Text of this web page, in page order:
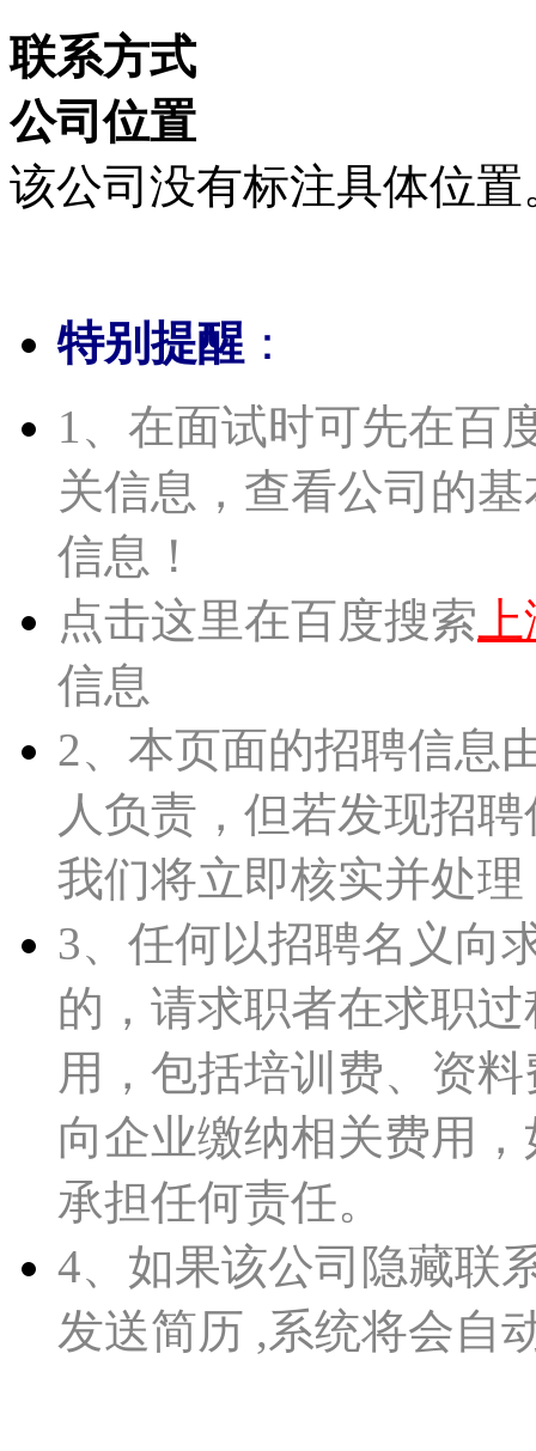
联系方式
公司位置
该公司没有标注具体位置
特别提醒 ：
1、在面试时可先在百
关信息，查看公司的
信息！
点击这里在百度搜索
信息
2、本页面的招聘信息
人负责，但若发现招
我们将立即核实并处理
3、任何以招聘名义向
的，请求职者在求职
用，包括培训费、资
向企业缴纳相关费用，
承担任何责任。
4、如果该公司隐藏联
发送简历 ,系统将会自